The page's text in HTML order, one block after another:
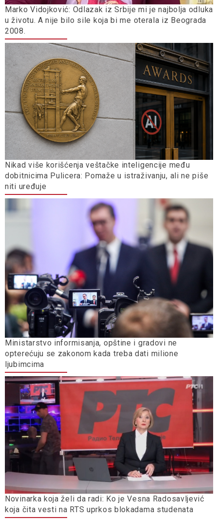
Marko Vidojković: Odlazak iz Srbije mi je najbolja odluka
u životu. A nije bilo sile koja bi me oterala iz Beograda
2008.
Nikad više korišćenja veštačke inteligencije među
dobitnicima Pulicera: Pomaže u istraživanju, ali ne piše
niti uređuje
Ministarstvo informisanja, opštine i gradovi ne
opterećuju se zakonom kada treba dati milione
ljubimcima
Novinarka koja želi da radi: Ko je Vesna Radosavljević
koja čita vesti na RTS uprkos blokadama studenata